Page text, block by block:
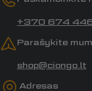
+370 674
Parašykite
shop@ciongo.lt
Adresas